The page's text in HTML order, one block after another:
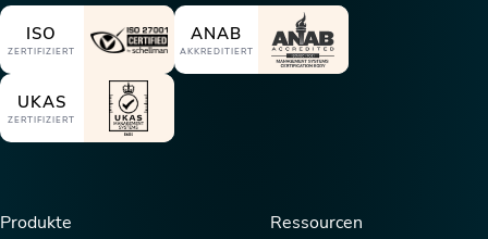
ISO
ZERTIFIZIERT
ANAB
AKKREDITIERT
UKAS
ZERTIFIZIERT
Produkte Ressourcen